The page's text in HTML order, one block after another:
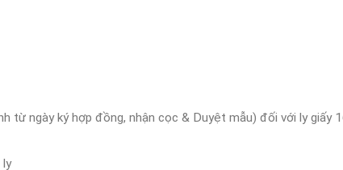
từ ngày ký hợp đồng, nhận cọc & Duyệt mẫu) đối với ly giấy
ly